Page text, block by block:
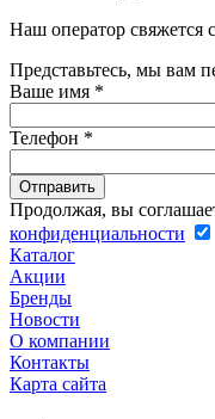
Наш оператор свяжется
Представьтесь, мы вам
Ваше имя *
Телефон *
Продолжая, вы
конфиденциальности
Каталог
Акции
Бренды
Новости
О компании
Контакты
Карта сайта